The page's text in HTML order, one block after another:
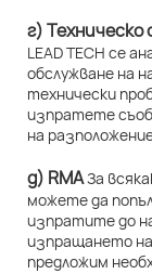
г) Техническо
LEAD TECH се
обслужване на
технически
изпратете
на
д) RMAЗа
можете да
изпратите до
изпращането
предложим